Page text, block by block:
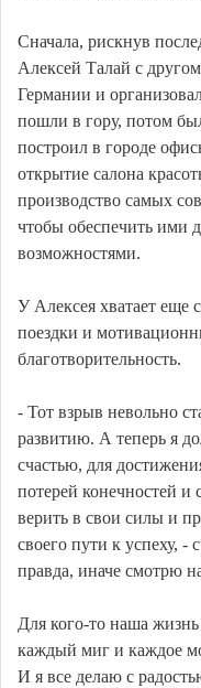
Сначала, рискнув
Алексей Талай с
Германии и
пошли в гору, потом
построил в городе
открытие салона
производство самых
чтобы обеспечить ими
возможностями.
У Алексея хватает еще
поездки и
благотворительность.
- Тот взрыв невольно
развитию. А теперь я
счастью, для
потерей конечностей и
верить в свои силы и
своего пути к успеху, -
правда, иначе смотрю
Для кого-то наша
каждый миг и каждое
И я все делаю с